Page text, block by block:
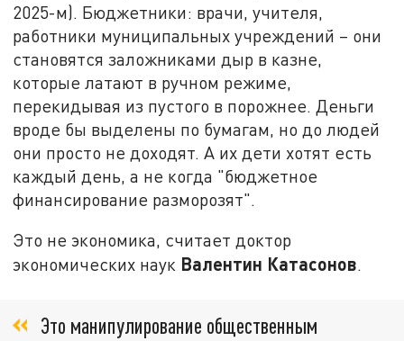
2025-м). Бюджетники: врачи, учителя,
работники муниципальных учреждений – они
становятся заложниками дыр в казне,
которые латают в ручном режиме,
перекидывая из пустого в порожнее. Деньги
вроде бы выделены по бумагам, но до людей
они просто не доходят. А их дети хотят есть
каждый день, а не когда "бюджетное
финансирование разморозят".
Это не экономика, считает доктор
экономических наук Валентин Катасонов.
Это манипулирование общественным